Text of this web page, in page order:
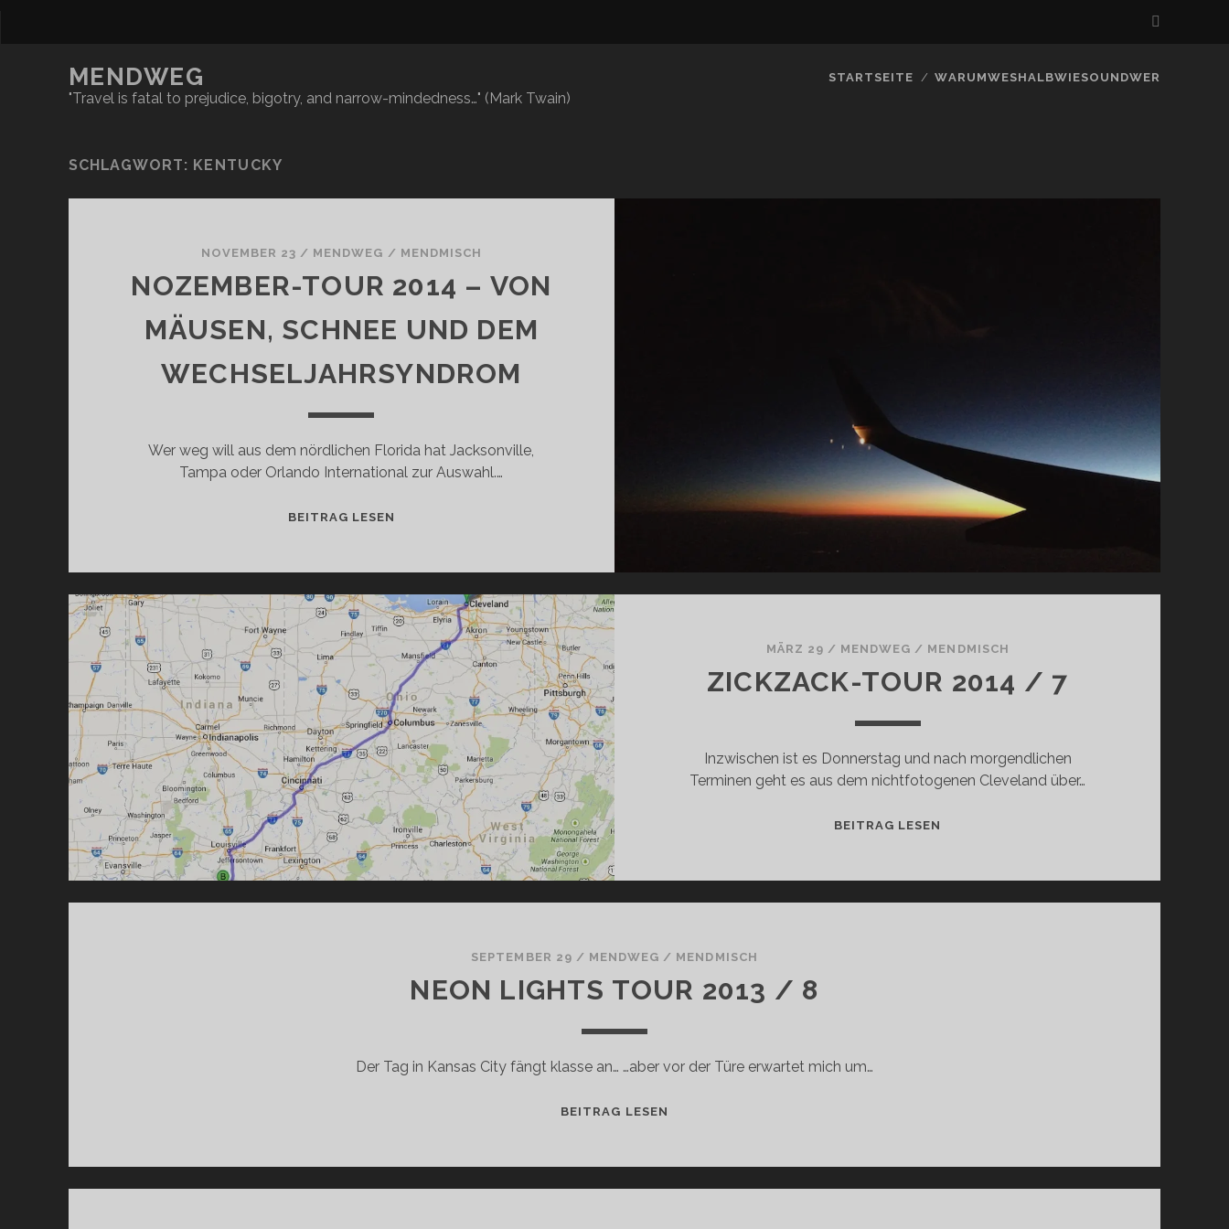
MENDWEG
"Travel is fatal to prejudice, bigotry, and narrow-mindedness…" (Mark Twain)
STARTSEITE WARUMWESHALBWIESOUNDWER
SCHLAGWORT: KENTUCKY
NOVEMBER 23 / MENDWEG / MENDMISCH
NOZEMBER-TOUR 2014 – VON
MÄUSEN, SCHNEE UND DEM
WECHSELJAHRSYNDROM
Wer weg will aus dem nördlichen Florida hat Jacksonville,
Tampa oder Orlando International zur Auswahl.…
BEITRAG LESEN
VON
MÄUSEN,
SCHNEE
UND
DEM
WECHSELJAHRSYNDROM
MÄRZ 29 / MENDWEG / MENDMISCH
ZICKZACK-TOUR 2014 / 7
Inzwischen ist es Donnerstag und nach morgendlichen
Terminen geht es aus dem nichtfotogenen Cleveland über…
BEITRAG LESEN
SEPTEMBER 29 / MENDWEG / MENDMISCH
NEON LIGHTS TOUR 2013 / 8
Der Tag in Kansas City fängt klasse an… …aber vor der Türe erwartet mich um…
BEITRAG LESEN